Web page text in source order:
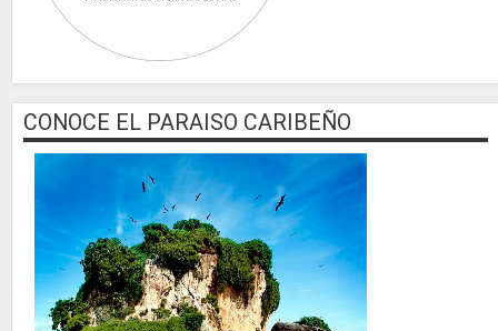
CONOCE EL PARAISO CARIBEÑO